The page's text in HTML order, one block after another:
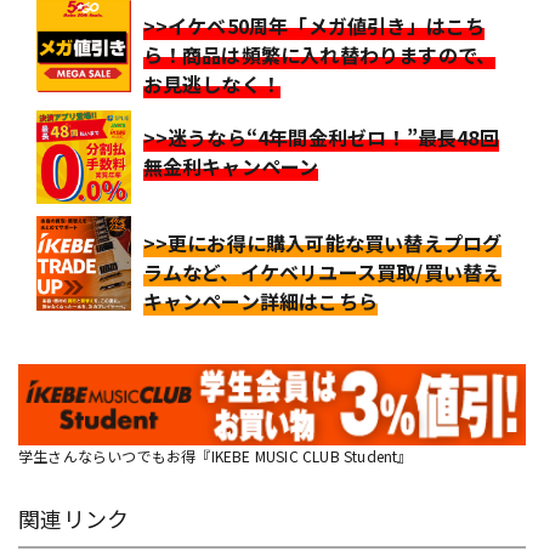
>>イケベ50周年「メガ値引き」はこち
ら！商品は頻繁に入れ替わりますので、
お見逃しなく！
>>迷うなら“4年間金利ゼロ！”最長48回
無金利キャンペーン
>>更にお得に購入可能な買い替えプログ
ラムなど、イケベリユース買取/買い替え
キャンペーン詳細はこちら
学生さんならいつでもお得『IKEBE MUSIC CLUB Student』
関連リンク